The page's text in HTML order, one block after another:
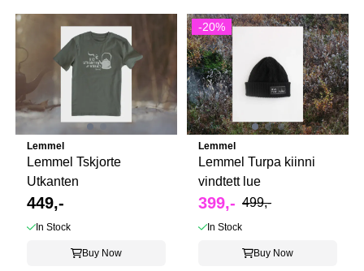
Lemmel
Lemmel Tskjorte
Utkanten
449,-
In Stock
Buy Now
-20%
Lemmel
Lemmel Turpa kiinni
vindtett lue
399,- 499,-
In Stock
Buy Now